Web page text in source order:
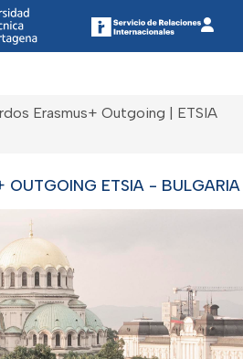
Erasmus+ Outgoing | ETSIA
OUTGOING ETSIA - BULGARIA